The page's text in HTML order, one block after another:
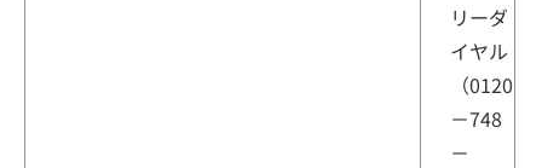
リーダ
イヤル
（0120
－748
－